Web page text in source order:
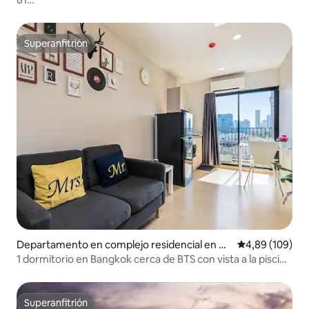
Superanfitrión
Superanfitrión
Departamento en complejo residencial en Ph
ra Khanong
Calificación
4,89 (109)
1 dormitorio en Bangkok cerca de BTS con vista a la piscina
Superanfitrión